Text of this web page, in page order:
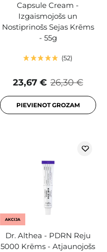
Capsule Cream -
Izgaismojošs un
Nostiprinošs Sejas Krēms
- 55g
52
26,30 €
23,67 €
PIEVIENOT GROZAM
AKCIJA
Dr. Althea - PDRN Reju
5000 Krēms - Atjaunojošs